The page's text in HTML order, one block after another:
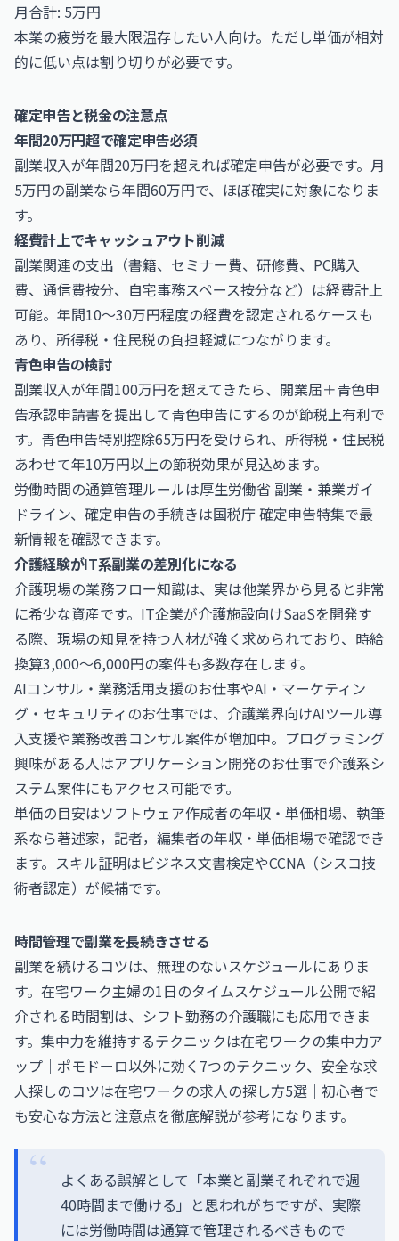
月合計: 5万円
本業の疲労を最大限温存したい人向け。ただし単価が相対
的に低い点は割り切りが必要です。
確定申告と税金の注意点
年間20万円超で確定申告必須
副業収入が年間20万円を超えれば確定申告が必要です。月
5万円の副業なら年間60万円で、ほぼ確実に対象になりま
す。
経費計上でキャッシュアウト削減
副業関連の支出（書籍、セミナー費、研修費、PC購入
費、通信費按分、自宅事務スペース按分など）は経費計上
可能。年間10〜30万円程度の経費を認定されるケースも
あり、所得税・住民税の負担軽減につながります。
青色申告の検討
副業収入が年間100万円を超えてきたら、開業届＋青色申
告承認申請書を提出して青色申告にするのが節税上有利で
す。青色申告特別控除65万円を受けられ、所得税・住民税
あわせて年10万円以上の節税効果が見込めます。
労働時間の通算管理ルールは厚生労働省 副業・兼業ガイ
ドライン、確定申告の手続きは国税庁 確定申告特集で最
新情報を確認できます。
介護経験がIT系副業の差別化になる
介護現場の業務フロー知識は、実は他業界から見ると非常
に希少な資産です。IT企業が介護施設向けSaaSを開発す
る際、現場の知見を持つ人材が強く求められており、時給
換算3,000〜6,000円の案件も多数存在します。
AIコンサル・業務活用支援のお仕事やAI・マーケティン
グ・セキュリティのお仕事では、介護業界向けAIツール導
入支援や業務改善コンサル案件が増加中。プログラミング
興味がある人はアプリケーション開発のお仕事で介護系シ
ステム案件にもアクセス可能です。
単価の目安はソフトウェア作成者の年収・単価相場、執筆
系なら著述家，記者，編集者の年収・単価相場で確認でき
ます。スキル証明はビジネス文書検定やCCNA（シスコ技
術者認定） が候補です。
時間管理で副業を長続きさせる
副業を続けるコツは、無理のないスケジュールにありま
す。 在宅ワーク主婦の1日のタイムスケジュール公開で紹
介される時間割は、シフト勤務の介護職にも応用できま
す。集中力を維持するテクニックは在宅ワークの集中力ア
ップ｜ポモドーロ以外に効く7つのテクニック、安全な求
人探しのコツは在宅ワークの求人の探し方5選｜初心者で
も安心な方法と注意点を徹底解説が参考になります。
よくある誤解として「本業と副業それぞれで週
40時間まで働ける」と思われがちですが、実際
には労働時間は通算で管理されるべきもので